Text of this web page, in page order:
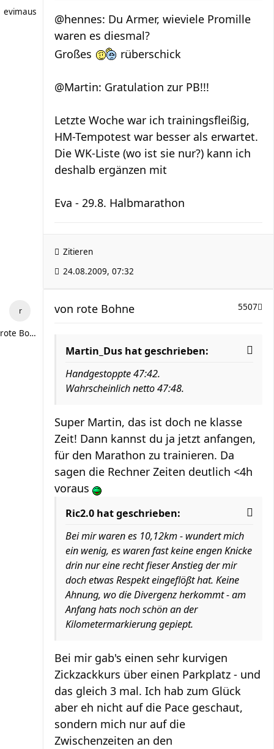
evimaus
@hennes: Du Armer, wieviele Promille
waren es diesmal?
Großes
rüberschick
@Martin: Gratulation zur PB!!!
Letzte Woche war ich trainingsfleißig,
HM-Tempotest war besser als erwartet.
Die WK-Liste (wo ist sie nur?) kann ich
deshalb ergänzen mit
Eva - 29.8. Halbmarathon
Zitieren
24.08.2009, 07:32
rote Bohne
5507
von rote Bohne
Martin_Dus hat geschrieben:
Handgestoppte 47:42.
Wahrscheinlich netto 47:48.
Super Martin, das ist doch ne klasse
Zeit! Dann kannst du ja jetzt anfangen,
für den Marathon zu trainieren. Da
sagen die Rechner Zeiten deutlich <4h
voraus
Ric2.0 hat geschrieben:
Bei mir waren es 10,12km - wundert mich
ein wenig, es waren fast keine engen Knicke
drin nur eine recht fieser Anstieg der mir
doch etwas Respekt eingeflößt hat. Keine
Ahnung, wo die Divergenz herkommt - am
Anfang hats noch schön an der
Kilometermarkierung gepiept.
Bei mir gab's einen sehr kurvigen
Zickzackkurs über einen Parkplatz - und
das gleich 3 mal. Ich hab zum Glück
aber eh nicht auf die Pace geschaut,
sondern mich nur auf die
Zwischenzeiten an den